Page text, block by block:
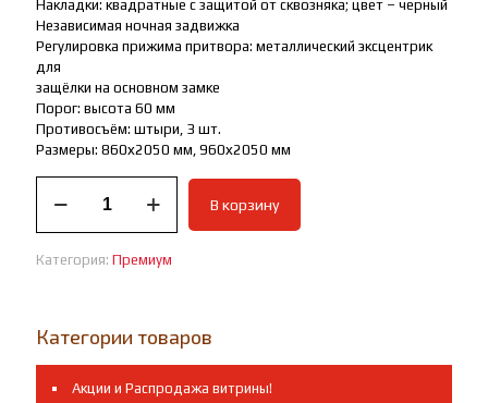
Накладки: квадратные с защитой от сквозняка; цвет – черный
Независимая ночная задвижка
Регулировка прижима притвора: металлический эксцентрик
для
защёлки на основном замке
Порог: высота 60 мм
Противосъём: штыри, 3 шт.
Размеры: 860х2050 мм, 960х2050 мм
товара
премиум
В корзину
Категория: Премиум
Категории товаров
Акции и Распродажа витрины!